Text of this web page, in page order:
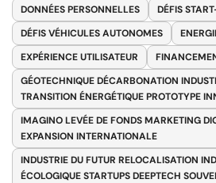
DONNÉES PERSONNELLES
DÉFIS
DÉFIS VÉHICULES AUTONOMES
EXPÉRIENCE UTILISATEUR
GÉOTECHNIQUE DÉCARBONATION
TRANSITION ÉNERGÉTIQUE PROTOTYPE
IMAGINO LEVÉE DE FONDS MARKETING
EXPANSION INTERNATIONALE
INDUSTRIE DU FUTUR RELOCALISATION
ÉCOLOGIQUE STARTUPS DEEPTECH